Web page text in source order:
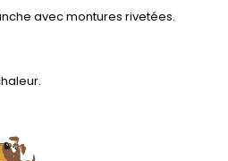
avec montures rivetées.